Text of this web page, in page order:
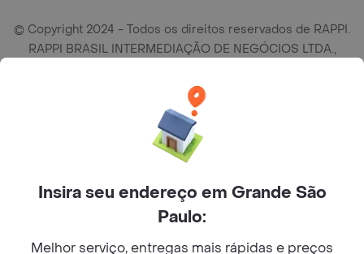
© Copyright 2024 - Todos os direitos reservados de RAPPI.
RAPPI BRASIL INTERMEDIAÇÃO DE NEGÓCIOS LTDA.,
conj. 91, Lado A, Cerqueira Cesar, São Paulo/SP CEP. 01414-
905, CNPJ/MF n° 26.900.161/0001-25.
Insira seu endereço em Grande São
Paulo:
Melhor serviço, entregas mais rápidas e preços